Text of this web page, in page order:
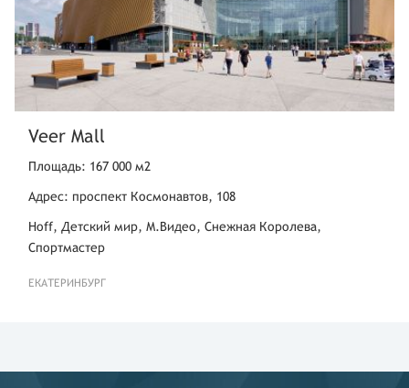
Veer Mall
Площадь: 167 000 м2
Адрес: проспект Космонавтов, 108
Hoff, Детский мир, М.Видео, Снежная Королева,
Спортмастер
ЕКАТЕРИНБУРГ